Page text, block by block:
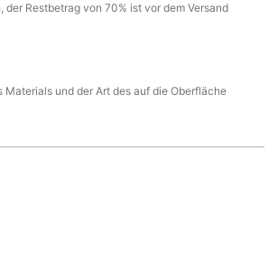
Restbetrag von 70% ist vor dem Versand
und der Art des auf die Oberfläche